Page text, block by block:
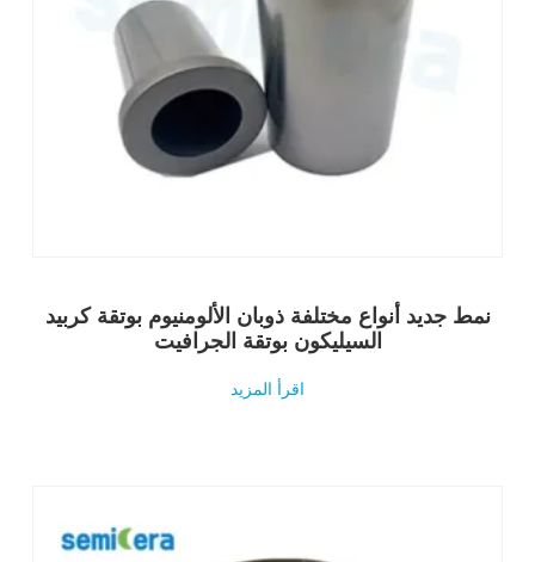
نمط جديد أنواع مختلفة ذوبان الألومنيوم بوتقة كربيد
السيليكون بوتقة الجرافيت
اقرأ المزيد